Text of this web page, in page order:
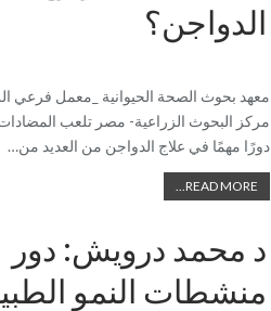
الدواجن؟
معهد بحوث الصحة الحيوانية _معمل فرعي
مركز البحوث الزراعية- مصر تلعب المضادات
دورًا مهمًا في علاج الدواجن من العديد من…
READ MORE...
د محمد درويش: دور
منشطات النمو